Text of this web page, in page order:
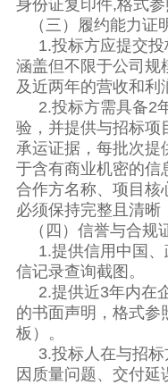
身份证复印件,格式参
（三）履约能力证
1.投标方应提交投
涵盖但不限于公司规
及近两年的营收和利
2.投标方需具备2
验，并提供与招标项
承运证据，每批次提
于含有商业机密的信
合作方名称、项目核
必须保持完整且清晰
（四）信誉与合规
1.提供信用中国、
信记录查询截图。
2.提供近3年内在
的书面声明，格式参
板）。
3.投标人在与招标
因质量问题、交付